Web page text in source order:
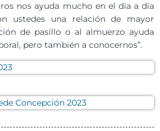
nos ayuda mucho en el día a día
ustedes una relación de mayor
de pasillo o al almuerzo ayuda
pero también a conocernos”.